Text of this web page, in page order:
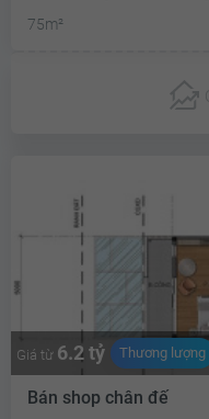
75m²
Giá từ 6.2 tỷ Thương lượng
Bán shop chân đế